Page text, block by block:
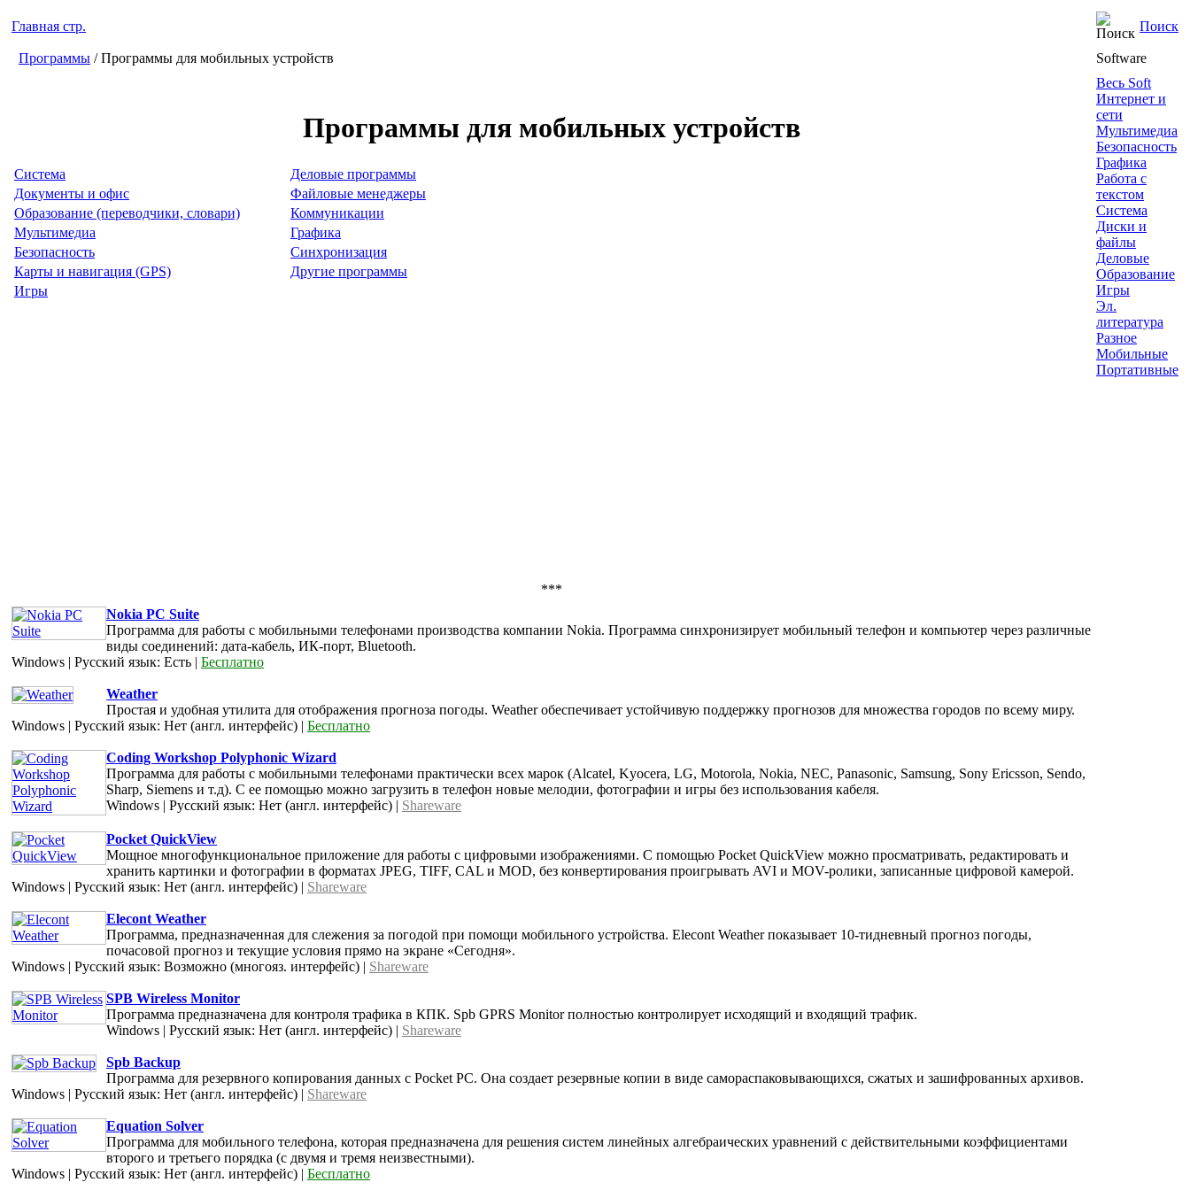
Главная стр. Поиск
Программы / Программы для мобильных устройств
Программы для мобильных устройств
Система
Деловые программы
Документы и офис
Файловые менеджеры
Образование (переводчики, словари)
Коммуникации
Мультимедиа
Графика
Безопасность
Синхронизация
Карты и навигация (GPS)
Другие программы
Игры
***
Nokia PC Suite
Программа для работы с мобильными телефонами производства компании Nokia. Программа синхронизирует мобильный телефон и компьютер через различные
виды соединений: дата-кабель, ИК-порт, Bluetooth.
Windows | Русский язык: Есть | Бесплатно
Weather
Простая и удобная утилита для отображения прогноза погоды. Weather обеспечивает устойчивую поддержку прогнозов для множества городов по всему миру.
Windows | Русский язык: Нет (англ. интерфейс) | Бесплатно
Coding Workshop Polyphonic Wizard
Программа для работы с мобильными телефонами практически всех марок (Alcatel, Kyocera, LG, Motorola, Nokia, NEC, Panasonic, Samsung, Sony Ericsson, Sendo,
Sharp, Siemens и т.д). С ее помощью можно загрузить в телефон новые мелодии, фотографии и игры без использования кабеля.
Windows | Русский язык: Нет (англ. интерфейс) | Shareware
Pocket QuickView
Мощное многофункциональное приложение для работы с цифровыми изображениями. С помощью Pocket QuickView можно просматривать, редактировать и
хранить картинки и фотографии в форматах JPEG, TIFF, CAL и MOD, без конвертирования проигрывать AVI и MOV-ролики, записанные цифровой камерой.
Windows | Русский язык: Нет (англ. интерфейс) | Shareware
Elecont Weather
Программа, предназначенная для слежения за погодой при помощи мобильного устройства. Elecont Weather показывает 10-тидневный прогноз погоды,
почасовой прогноз и текущие условия прямо на экране «Сегодня».
Windows | Русский язык: Возможно (многояз. интерфейс) | Shareware
SPB Wireless Monitor
Программа предназначена для контроля трафика в КПК. Spb GPRS Monitor полностью контролирует исходящий и входящий трафик.
Windows | Русский язык: Нет (англ. интерфейс) | Shareware
Spb Backup
Программа для резервного копирования данных с Pocket PC. Она создает резервные копии в виде самораспаковывающихся, сжатых и зашифрованных архивов.
Windows | Русский язык: Нет (англ. интерфейс) | Shareware
Equation Solver
Программа для мобильного телефона, которая предназначена для решения систем линейных алгебраических уравнений с действительными коэффициентами
второго и третьего порядка (с двумя и тремя неизвестными).
Windows | Русский язык: Нет (англ. интерфейс) | Бесплатно
Software
Весь Soft
Интернет и
сети
Мультимедиа
Безопасность
Графика
Работа с
текстом
Система
Диски и
файлы
Деловые
Образование
Игры
Эл.
литература
Разное
Мобильные
Портативные